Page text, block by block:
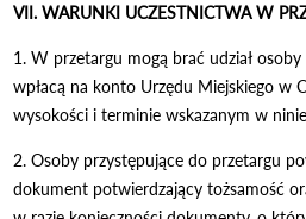
VII. WARUNKI UCZESTNICTWA W
1. W przetargu mogą brać udział
wpłacą na konto Urzędu Miejskiego w
wysokości i terminie wskazanym w
2. Osoby przystępujące do przetargu
dokument potwierdzający tożsamość